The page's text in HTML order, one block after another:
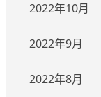
2022年10月
2022年9月
2022年8月